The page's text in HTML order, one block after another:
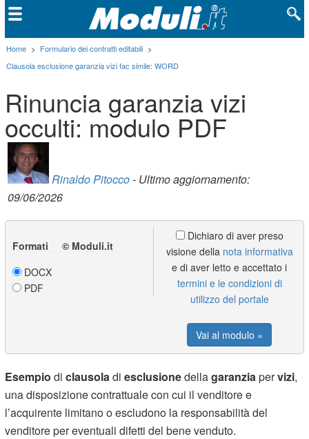
Home > Formulario dei contratti editabili >
Clausola esclusione garanzia vizi fac simile: WORD
Rinuncia garanzia vizi
occulti: modulo PDF
Rinaldo Pitocco- Ultimo aggiornamento:
09/06/2026
Formati © Moduli.it
DOCX
PDF
Dichiaro di aver preso
visione della nota informativa
e di aver letto e accettato i
termini e le condizioni di
utilizzo del portale
Vai al modulo »
Esempiodiclausoladiesclusionedellagaranziapervizi,
una disposizione contrattuale con cui il venditore e
l’acquirente limitano o escludono la responsabilità del
venditore per eventuali difetti del bene venduto.